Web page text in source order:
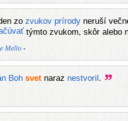
zo zvukov prírodyneruší
týmto zvukom, skôr alebo
Mello-
Boh svetnaraz nestvoril.